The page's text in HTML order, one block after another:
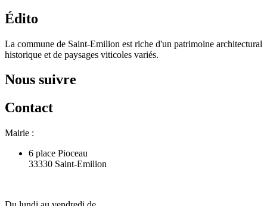
Édito
La commune de Saint-Emilion est riche d'un patrimoine architectural
historique et de paysages viticoles variés.
Nous suivre
Contact
Mairie :
6 place Pioceau
33330 Saint-Emilion